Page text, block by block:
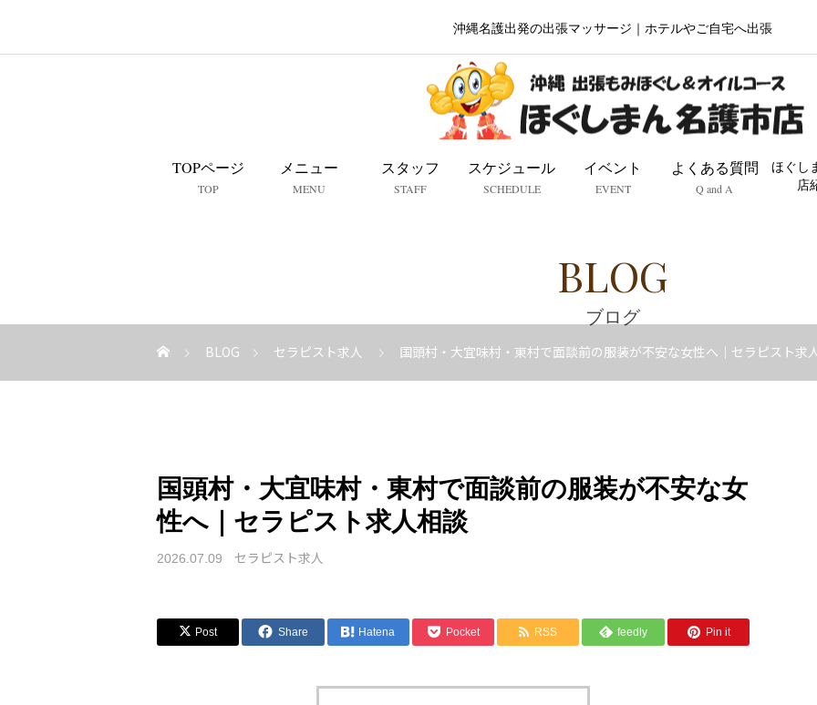
沖縄名護出発の出張マッサージ｜ホテルやご自宅へ出張
TOPページ
TOP
メニュー
MENU
スタッフ
STAFF
スケジュール
SCHEDULE
イベント
EVENT
よくある質問
Q and A
ほぐし
店
BLOG
ブログ
BLOG セラピスト求人 国頭村・大宜味村・東村で面談前の服装が不安な女性へ｜セラピスト求
国頭村・大宜味村・東村で面談前の服装が不安な女
性へ｜セラピスト求人相談
2026.07.09 セラピスト求人
Post Share Hatena Pocket RSS feedly Pin it